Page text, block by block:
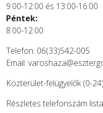
9:00-12:00 és 13:00-16:00
Péntek:
8:00-12:00
Telefon: 06(33)542-005
Email:
Közterület-felügyelők (0-
Részletes telefonszám lista